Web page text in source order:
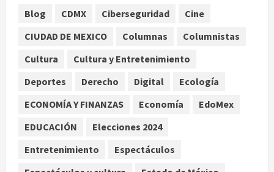
de Reforestación cada segundo
domingo de agosto
Reflexionan sobre el derecho a la
ciudad y la resistencia desde el
agosto 10, 2026
Blog CDMX Ciberseguridad
Cine
CIUDAD DE MEXICO
Columnas
Columnistas
Cultura
Cultura y Entretenimiento
Deportes
Derecho Digital
Ecología
ECONOMÍA Y FINANZAS
Economía
EdoMex
EDUCACIÓN
Elecciones 2024
Entretenimiento
Espectáculos